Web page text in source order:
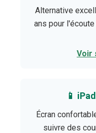
Alternative
ans pour
Voir
📱
Écran
suivre des